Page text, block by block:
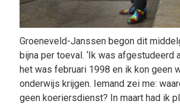
Groeneveld-Janssen begon dit
bijna per toeval. ‘Ik was afgestudeerd
het was februari 1998 en ik kon geen
onderwijs krijgen. Iemand zei me:
geen koeriersdienst? In maart had ik